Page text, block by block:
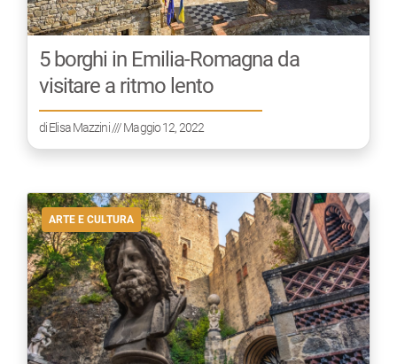
5 borghi in Emilia-Romagna da
visitare a ritmo lento
diElisa Mazzini/// Maggio 12, 2022
ARTE E CULTURA